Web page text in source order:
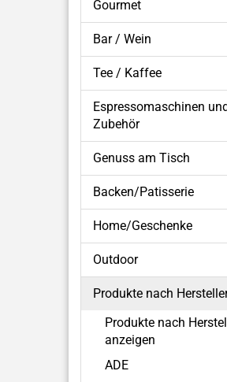
Gourmet
Bar / Wein
Tee / Kaffee
Espressomaschinen
Zubehör
Genuss am Tisch
Backen/Patisserie
Home/Geschenke
Outdoor
Produkte nach
Produkte nach
anzeigen
ADE